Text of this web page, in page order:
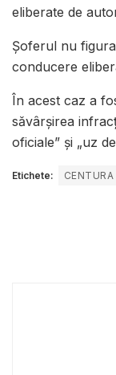
eliberate de
Șoferul nu
conducere
În acest caz a
săvârșirea
oficiale” și „uz
Etichete: